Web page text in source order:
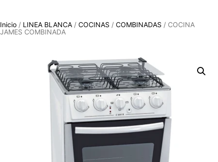
Inicio / LINEA BLANCA / COCINAS / COMBINADAS / COCINA
JAMES COMBINADA